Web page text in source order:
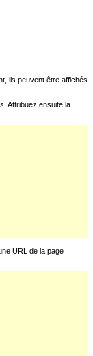
ils peuvent être affichés
Attribuez ensuite la
URL de la page